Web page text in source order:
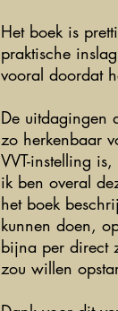
Het boek is
praktische
vooral doordat
De uitdagingen
zo herkenbaar
VVT-instelling
ik ben overal
het boek
kunnen doen,
bijna per direct
zou willen